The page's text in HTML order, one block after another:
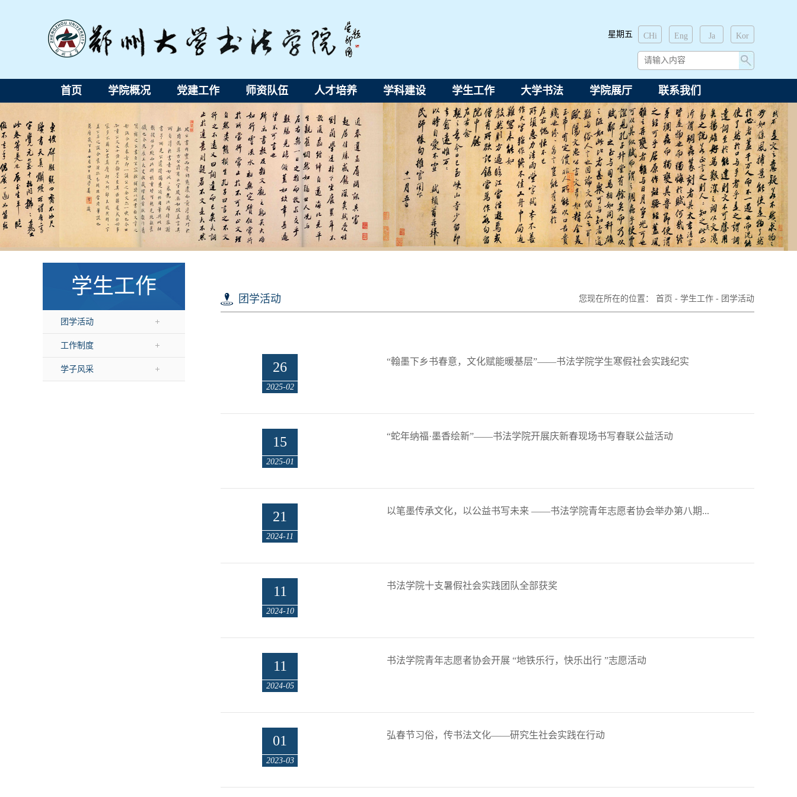
星期五 CHi Eng Ja Kor
首页 学院概况 党建工作 师资队伍 人才培养 学科建设 学生工作 大学书法 学院展厅 联系我们
学生工作
团学活动
工作制度
学子风采
团学活动 您现在所在的位置： 首页 - 学生工作 - 团学活动
26
2025-02
“翰墨下乡书春意，文化赋能暖基层”——书法学院学生寒假社会实践纪实
15
2025-01
“蛇年纳福·墨香绘新”——书法学院开展庆新春现场书写春联公益活动
21
2024-11
以笔墨传承文化，以公益书写未来 ——书法学院青年志愿者协会举办第八期...
11
2024-10
书法学院十支暑假社会实践团队全部获奖
11
2024-05
书法学院青年志愿者协会开展 “地铁乐行，快乐出行 ”志愿活动
01
2023-03
弘春节习俗，传书法文化——研究生社会实践在行动